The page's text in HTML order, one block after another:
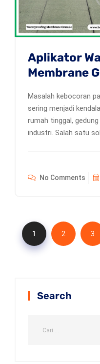
Aplikator
Membrane
Masalah kebocoran
sering menjadi
rumah tinggal,
industri. Salah satu
No Comments
1 2 3
Search